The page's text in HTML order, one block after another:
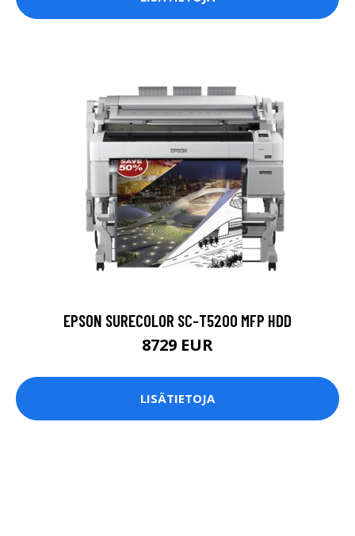
EPSON SURECOLOR SC-T5200 MFP HDD
8729 EUR
LISÄTIETOJA